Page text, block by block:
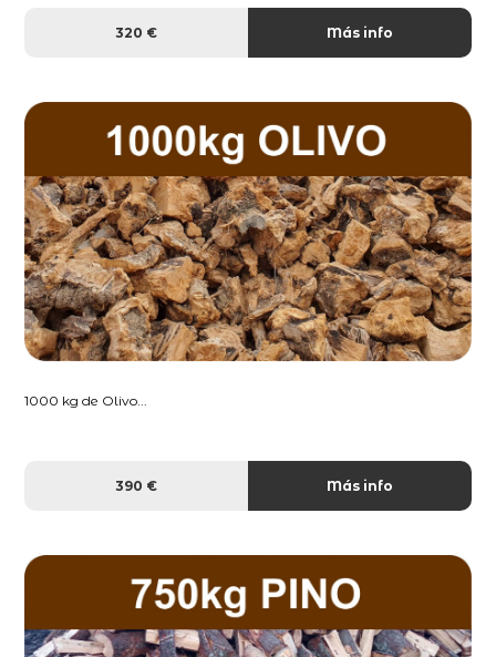
320 € Más info
1000 kg de Olivo...
390 € Más info